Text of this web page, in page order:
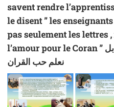
savent rendre
le disent ” les
pas seulement les lettres
l’amour pour le Coran ” نحن لا نعلم الحروف فقط بل
نعلم حب القران